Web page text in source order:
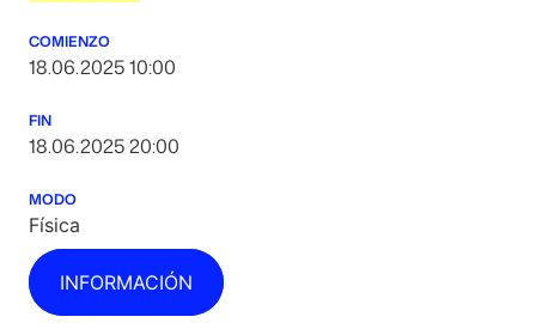
COMIENZO
18.06.2025 10:00
FIN
18.06.2025 20:00
MODO
Física
INFORMACIÓN